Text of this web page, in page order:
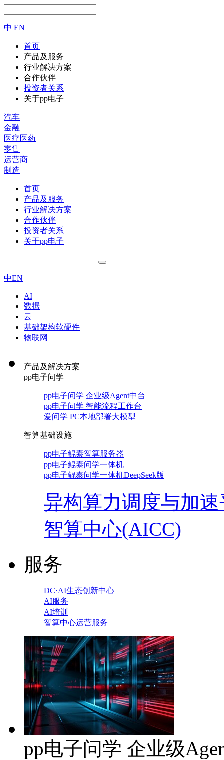
中 EN
首页
产品及服务
行业解决方案
合作伙伴
投资者关系
关于pp电子
汽车
金融
医疗医药
零售
运营商
制造
首页
产品及服务
行业解决方案
合作伙伴
投资者关系
关于pp电子
中EN
AI
数据
云
基础架构软硬件
物联网
产品及解决方案
pp电子问学
pp电子问学 企业级Agent中台
pp电子问学 智能流程工作台
爱问学 PC本地部署大模型
智算基础设施
pp电子鲲泰智算服务器
pp电子鲲泰问学一体机
pp电子鲲泰问学一体机DeepSeek版
异构算力调度与加
智算中心(AICC)
服务
DC·AI生态创新中心
AI服务
AI培训
智算中心运营服务
pp电子问学 企业级